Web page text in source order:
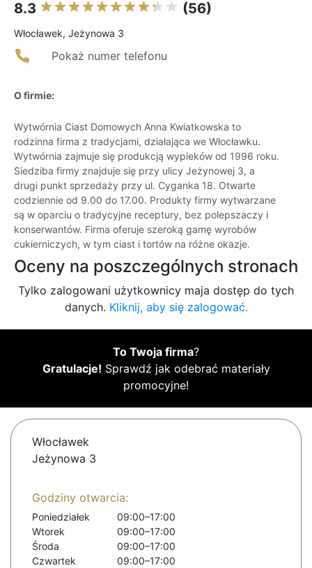
8.3 (56)
Włocławek, Jeżynowa 3
Pokaż numer telefonu
O firmie:
Wytwórnia Ciast Domowych Anna Kwiatkowska to
rodzinna firma z tradycjami, działająca we Włocławku.
Wytwórnia zajmuje się produkcją wypieków od 1996 roku.
Siedziba firmy znajduje się przy ulicy Jeżynowej 3, a
drugi punkt sprzedaży przy ul. Cyganka 18. Otwarte
codziennie od 9.00 do 17.00. Produkty firmy wytwarzane
są w oparciu o tradycyjne receptury, bez polepszaczy i
konserwantów. Firma oferuje szeroką gamę wyrobów
cukierniczych, w tym ciast i tortów na różne okazje.
Oceny na poszczególnych stronach
Tylko zalogowani użytkownicy maja dostęp do tych
danych. Kliknij, aby się zalogować.
To Twoja firma?
Gratulacje! Sprawdź jak odebrać materiały
promocyjne!
Włocławek
Jeżynowa 3
Godziny otwarcia:
Poniedziałek
09:00–17:00
Wtorek
09:00–17:00
Środa
09:00–17:00
Czwartek
09:00–17:00